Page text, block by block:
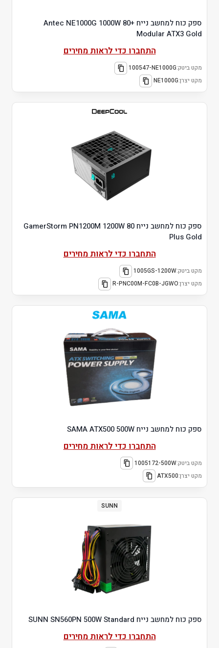
ספק כוח למחשב נייח Antec NE1000G 1000W 80+
Modular ATX3 Gold
התחברו כדי לראות מחירים
מקט ביטק:100547-NE1000G
מקט יצרן:NE1000G
ספק כוח למחשב נייח GamerStorm PN1200M 1200W 80
Plus Gold
התחברו כדי לראות מחירים
מקט ביטק:1005GS-1200W
מקט יצרן:R-PNC00M-FC0B-JGWO
ספק כוח למחשב נייח SAMA ATX500 500W
התחברו כדי לראות מחירים
מקט ביטק:1005172-500W
מקט יצרן:ATX500
SUNN
ספק כוח למחשב נייח SUNN SN560PN 500W Standard
התחברו כדי לראות מחירים